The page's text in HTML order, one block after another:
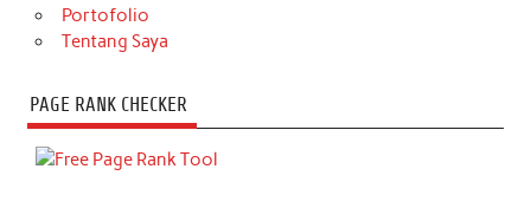
Portofolio
Tentang Saya
PAGE RANK CHECKER